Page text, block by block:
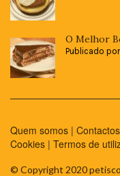
O Melhor
Publicado
Quem somos | Contactos
Cookies | Termos de
© Copyright 2020